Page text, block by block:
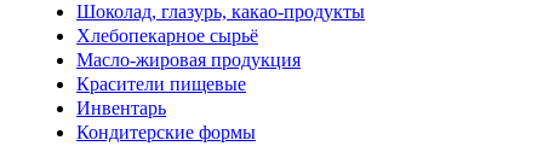
Шоколад, глазурь, какао-продукты
Хлебопекарное сырьё
Масло-жировая продукция
Красители пищевые
Инвентарь
Кондитерские формы